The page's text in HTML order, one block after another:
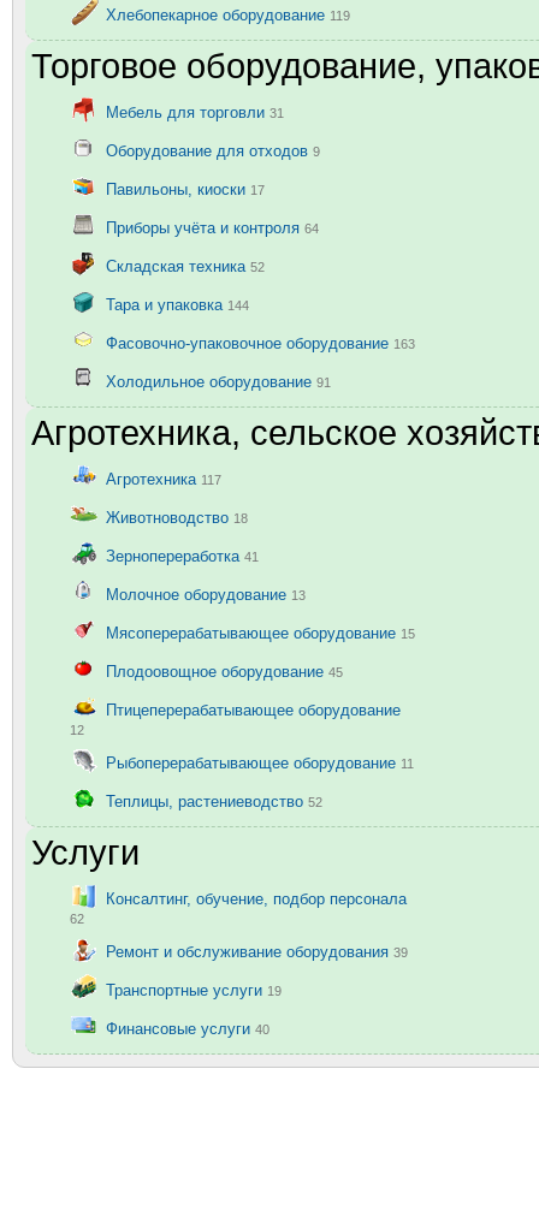
Хлебопекарное оборудование 119
Торговое оборудование,
Мебель для торговли 31
Оборудование для отходов 9
Павильоны, киоски 17
Приборы учёта и контроля 64
Складская техника 52
Тара и упаковка 144
Фасовочно-упаковочное оборудование 163
Холодильное оборудование 91
Агротехника, сельское
Агротехника 117
Животноводство 18
Зернопереработка 41
Молочное оборудование 13
Мясоперерабатывающее оборудование 15
Плодоовощное оборудование 45
Птицеперерабатывающее оборудование
12
Рыбоперерабатывающее оборудование 11
Теплицы, растениеводство 52
Услуги
Консалтинг, обучение, подбор персонала
62
Ремонт и обслуживание оборудования 39
Транспортные услуги 19
Финансовые услуги 40